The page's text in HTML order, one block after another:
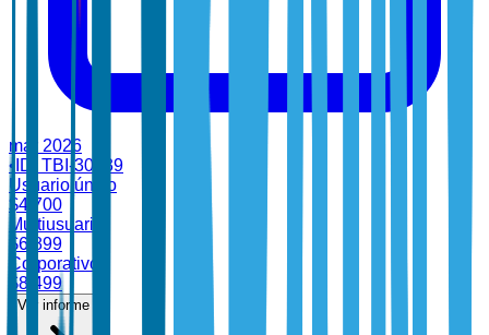
mar 2026
• ID: TBI-30939
Usuario único
$4,700
Multiusuario
$6,899
Corporativo
$8,499
Ver informe